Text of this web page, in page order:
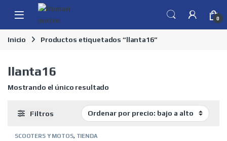
Skip to navigation
Skip to content
0
Inicio Productos etiquetados “llanta16”
llanta16
Mostrando el único resultado
Filtros
SCOOTERS Y MOTOS, TIENDA